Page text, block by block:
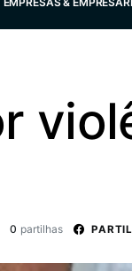
0 partilhas